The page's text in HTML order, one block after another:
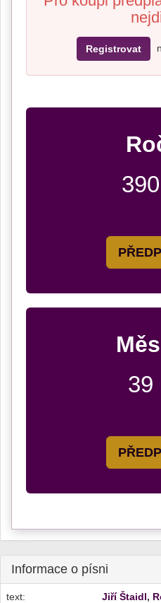
Registrovat
39
Informace o písni
text: Jiří Štaidl,